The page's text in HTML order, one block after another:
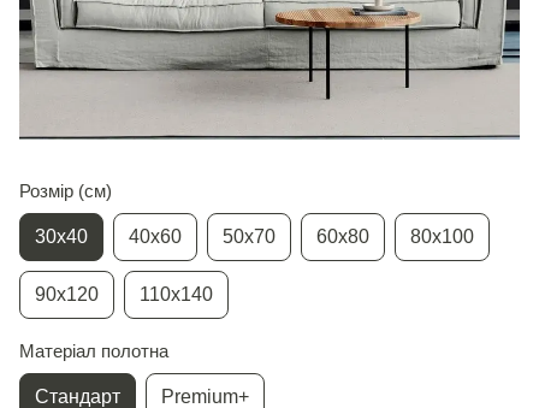
Розмір (см)
30х40 40х60 50х70 60х80 80х100
90х120 110х140
Матеріал полотна
Стандарт Premium+